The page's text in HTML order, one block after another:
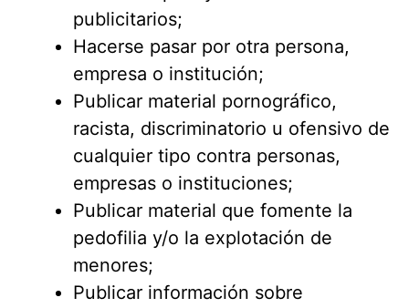
publicitarios;
Hacerse pasar por otra persona,
empresa o institución;
Publicar material pornográfico,
racista, discriminatorio u ofensivo de
cualquier tipo contra personas,
empresas o instituciones;
Publicar material que fomente la
pedofilia y/o la explotación de
menores;
Publicar información sobre